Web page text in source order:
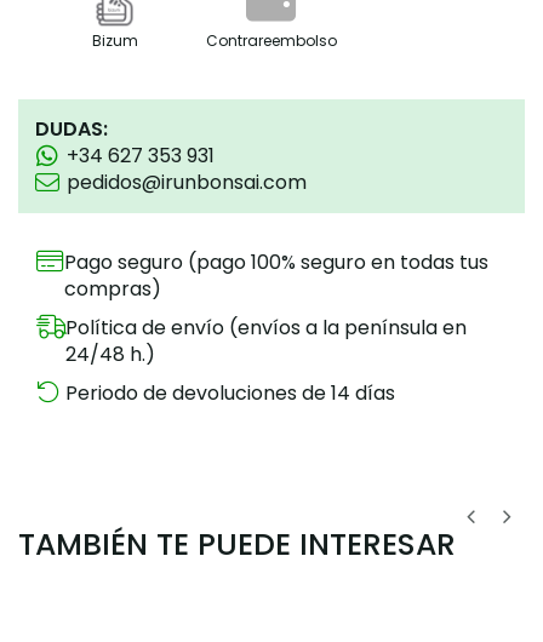
Bizum Contrareembolso
DUDAS:
+34 627 353 931
pedidos@irunbonsai.com
Pago seguro (pago 100% seguro en todas tus
compras)
Política de envío (envíos a la península en
24/48 h.)
Periodo de devoluciones de 14 días
TAMBIÉN TE PUEDE INTERESAR